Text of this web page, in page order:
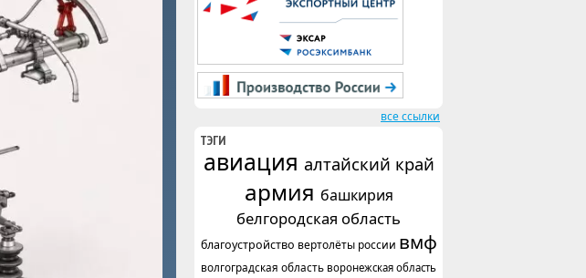
все ссылки
ТЭГИ
авиация алтайский край
армия башкирия
белгородская область
благоустройство вертолёты россии вмф
волгоградская область воронежская область